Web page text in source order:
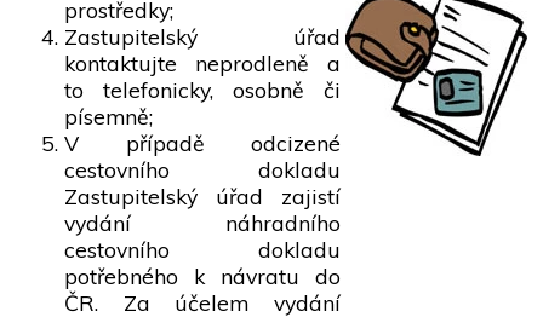
prostředky;
Zastupitelský úřad
kontaktujte neprodleně a
to telefonicky, osobně či
písemně;
V případě odcizené
cestovního dokladu
Zastupitelský úřad zajistí
vydání náhradního
cestovního dokladu
potřebného k návratu do
ČR. Za účelem vydání